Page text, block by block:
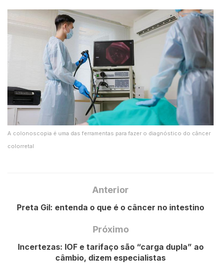
A colonoscopia é uma das ferramentas para fazer o diagnóstico do câncer
colorretal
Anterior
Preta Gil: entenda o que é o câncer no intestino
Próximo
Incertezas: IOF e tarifaço são “carga dupla” ao
câmbio, dizem especialistas